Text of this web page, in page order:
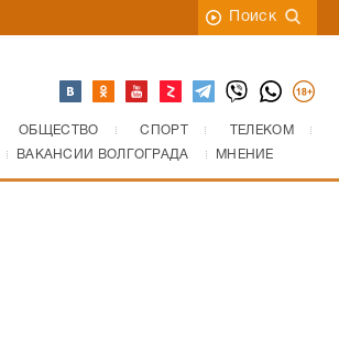
Поиск
ОБЩЕСТВО СПОРТ
ТЕЛЕКОМ
ВАКАНСИИ ВОЛГОГРАДА МНЕНИЕ